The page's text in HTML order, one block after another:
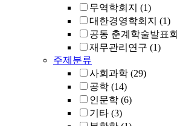
무역학회지 (1)
대한경영학회지 (1)
공동 춘계학술발표회
재무관리연구 (1)
주제분류
사회과학 (29)
공학 (14)
인문학 (6)
기타 (3)